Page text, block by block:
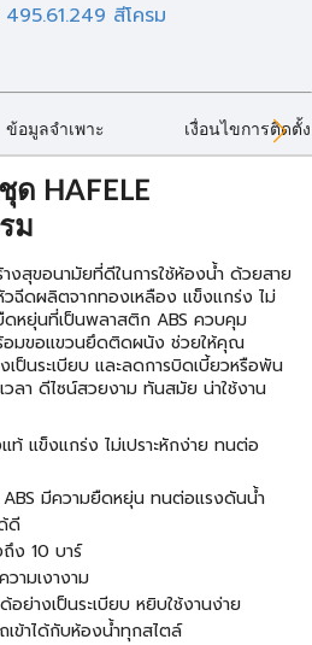
สีโครม
ข้อมูลจำเพาะ เงื่อนไขการติดตั้ง
HAFELE
ม
งสุขอนามัยที่ดีในการใช้ห้องน้ำ ด้วยสาย
วฉีดผลิตจากทองเหลือง แข็งแกร่ง ไม่
ดหยุ่นที่เป็นพลาสติก ABS ควบคุม
อมขอแขวนยึดติดผนัง ช่วยให้คุณ
เป็นระเบียบ และลดการบิดเบี้ยวหรือพัน
ลา ดีไซน์สวยงาม ทันสมัย น่าใช้งาน
ท้ แข็งแกร่ง ไม่เปราะหักง่าย ทนต่อ
มีความยืดหยุ่น ทนต่อแรงดันน้ำ
ดี
ง 10 บาร์
ามเงางาม
ย่างเป็นระเบียบ หยิบใช้งานง่าย
ข้าได้กับห้องน้ำทุกสไตล์